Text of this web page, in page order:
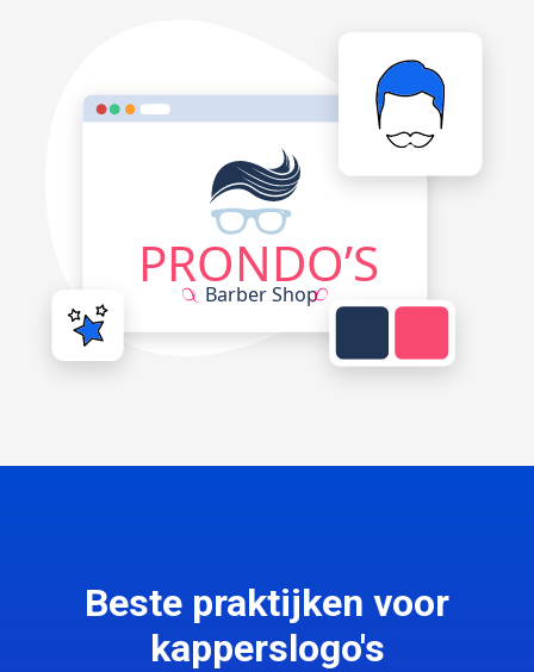
Beste praktijken voor
kapperslogo's